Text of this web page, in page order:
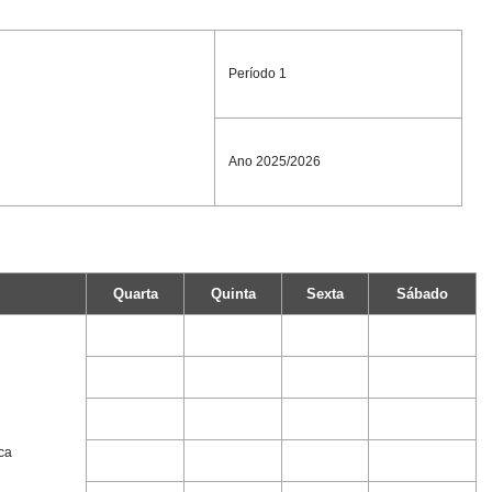
Período 1
Ano 2025/2026
Quarta Quinta Sexta Sábado